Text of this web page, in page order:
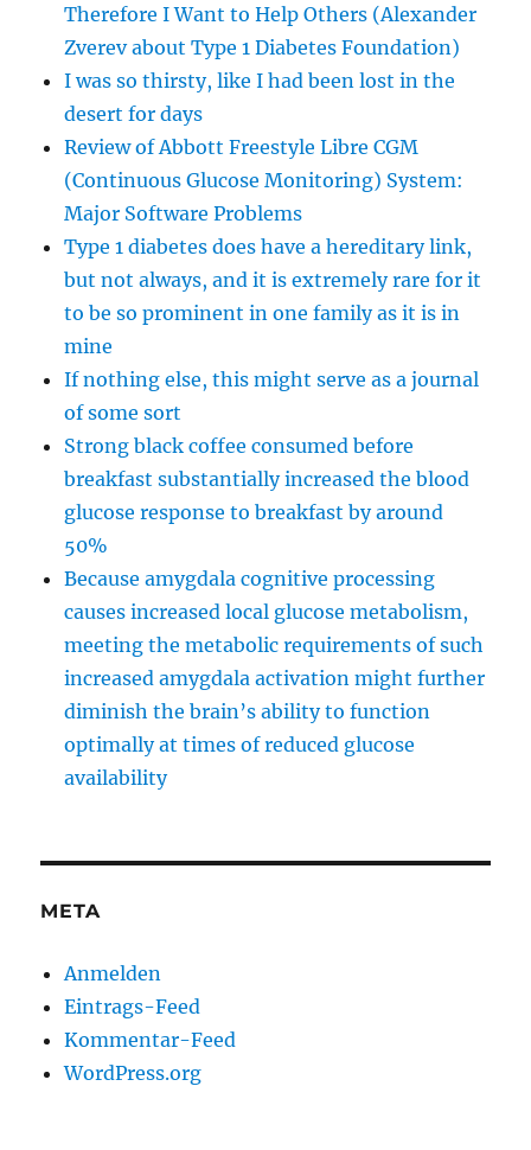
Therefore I Want to Help Others (Alexander
Zverev about Type 1 Diabetes Foundation)
I was so thirsty, like I had been lost in the
desert for days
Review of Abbott Freestyle Libre CGM
(Continuous Glucose Monitoring) System:
Major Software Problems
Type 1 diabetes does have a hereditary link,
but not always, and it is extremely rare for it
to be so prominent in one family as it is in
mine
If nothing else, this might serve as a journal
of some sort
Strong black coffee consumed before
breakfast substantially increased the blood
glucose response to breakfast by around
50%
Because amygdala cognitive processing
causes increased local glucose metabolism,
meeting the metabolic requirements of such
increased amygdala activation might further
diminish the brain’s ability to function
optimally at times of reduced glucose
availability
META
Anmelden
Eintrags-Feed
Kommentar-Feed
WordPress.org